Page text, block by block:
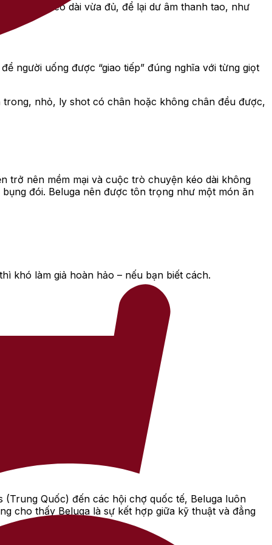
một sự kéo dài vừa đủ, để lại dư âm thanh tao, như
người uống được “giao tiếp” đúng nghĩa với từng giọt
nhỏ, ly shot có chân hoặc không chân đều được,
trở nên mềm mại và cuộc trò chuyện kéo dài không
đói. Beluga nên được tôn trọng như một món ăn
khó làm giả hoàn hảo – nếu bạn biết cách.
(Trung Quốc) đến các hội chợ quốc tế, Beluga luôn
cho thấy Beluga là sự kết hợp giữa kỹ thuật và đẳng